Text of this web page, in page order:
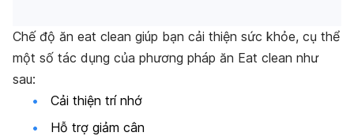
Chế độ ăn eat clean giúp bạn cải thiện sức khỏe, cụ thể
một số tác dụng của phương pháp ăn Eat clean như
sau:
Cải thiện trí nhớ
Hỗ trợ giảm cân